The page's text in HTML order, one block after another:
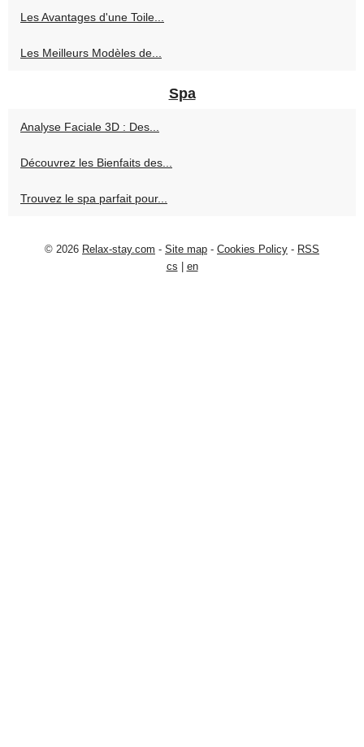
Les Avantages d'une Toile...
Les Meilleurs Modèles de...
Spa
Analyse Faciale 3D : Des...
Découvrez les Bienfaits des...
Trouvez le spa parfait pour...
© 2026 Relax-stay.com - Site map - Cookies Policy - RSS
cs
en